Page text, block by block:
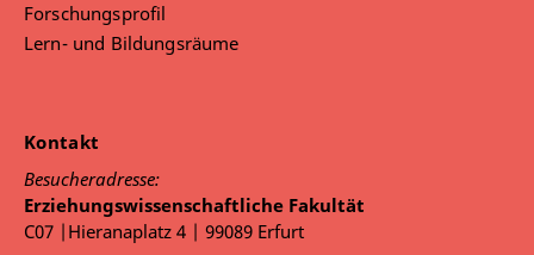
Forschungsprofil
Lern- und Bildungsräume
Kontakt
Besucheradresse:
Erziehungswissenschaftliche Fakultät
C07 |Hieranaplatz 4 | 99089 Erfurt